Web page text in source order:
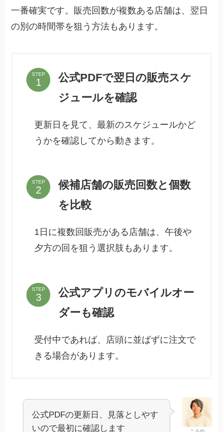
一番確実です。販売回数が複数ある店舗は、翌日
の別の時間帯を狙う方法もあります。
STEP
公式PDFで翌日の販売スケ
ジュールを確認
更新日を見て、最新のスケジュールかど
うかを確認してから動きます。
STEP
候補店舗の販売回数と個数
を比較
1日に複数回販売がある店舗は、午後や
夕方の回を狙う選択肢もあります。
STEP
公式アプリのモバイルオー
ダーも確認
受付中であれば、店頭に並ばずに注文で
きる場合があります。
公式PDFの更新日、見落としやす
いので最初に確認します